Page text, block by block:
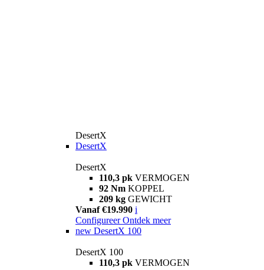
DesertX
DesertX
DesertX
110,3 pk VERMOGEN
92 Nm KOPPEL
209 kg GEWICHT
Vanaf €19.990 i
Configureer Ontdek meer
new DesertX 100
DesertX 100
110,3 pk VERMOGEN